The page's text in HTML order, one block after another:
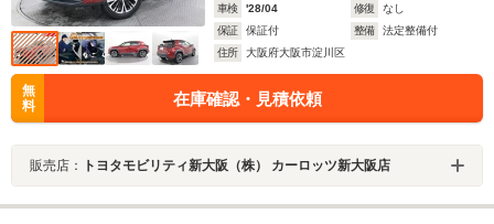
車検
'28/04 修復
なし
保証
保証付 整備
法定整備付
住所
大阪府大阪市淀川区
無
料
在庫確認・見積依頼
販売店： トヨタモビリティ新大阪（株） カーロッツ新大阪店